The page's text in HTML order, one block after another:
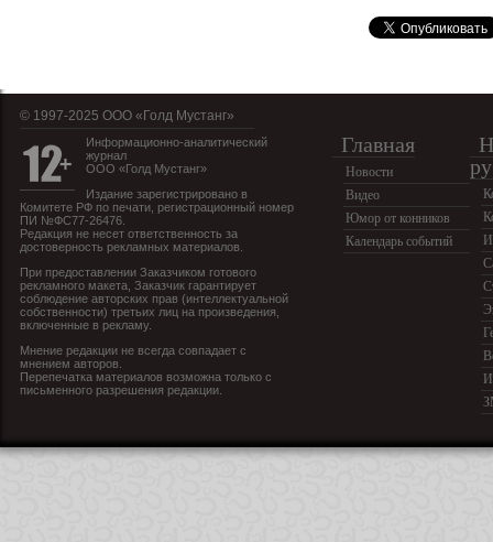
© 1997-2025 OOO «Голд Мустанг»
Информационно-аналитический
журнал
ООО «Голд Мустанг»
Издание зарегистрировано в
Комитете РФ по печати, регистрационный номер
ПИ №ФС77-26476.
Редакция не несет ответственность за
достоверность рекламных материалов.
При предоставлении Заказчиком готового
рекламного макета, Заказчик гарантирует
соблюдение авторских прав (интеллектуальной
собственности) третьих лиц на произведения,
включенные в рекламу.
Мнение редакции не всегда совпадает с
мнением авторов.
Перепечатка материалов возможна только с
письменного разрешения редакции.
Главная
Новости
Видео
Юмор от конников
Календарь событий